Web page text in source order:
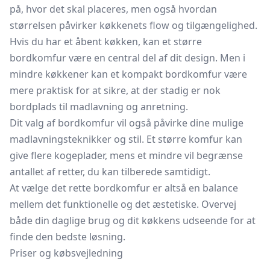
på, hvor det skal placeres, men også hvordan
størrelsen påvirker køkkenets flow og tilgængelighed.
Hvis du har et åbent køkken, kan et større
bordkomfur være en central del af dit design. Men i
mindre køkkener kan et kompakt bordkomfur være
mere praktisk for at sikre, at der stadig er nok
bordplads til madlavning og anretning.
Dit valg af bordkomfur vil også påvirke dine mulige
madlavningsteknikker og stil. Et større komfur kan
give flere kogeplader, mens et mindre vil begrænse
antallet af retter, du kan tilberede samtidigt.
At vælge det rette bordkomfur er altså en balance
mellem det funktionelle og det æstetiske. Overvej
både din daglige brug og dit køkkens udseende for at
finde den bedste løsning.
Priser og købsvejledning